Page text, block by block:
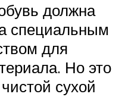
должна
специальным
для
Но это
сухой